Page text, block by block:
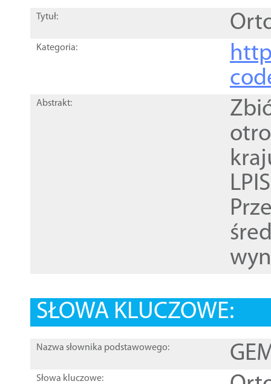
Tytuł:
Kategoria:
Abstrakt:
SŁOWA KLUCZOWE:
Nazwa słownika podstawowego:
Słowa kluczowe: